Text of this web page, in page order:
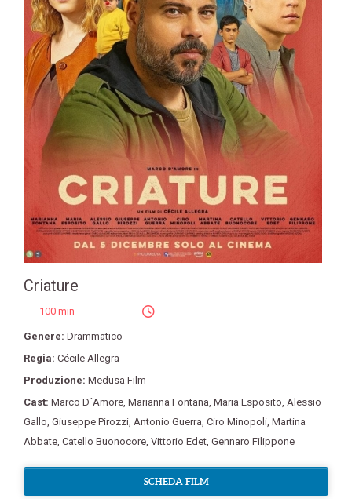
Criature
100 min
Genere: Drammatico
Regia: Cécile Allegra
Produzione: Medusa Film
Cast: Marco D´Amore, Marianna Fontana, Maria Esposito, Alessio
Gallo, Giuseppe Pirozzi, Antonio Guerra, Ciro Minopoli, Martina
Abbate, Catello Buonocore, Vittorio Edet, Gennaro Filippone
SCHEDA FILM